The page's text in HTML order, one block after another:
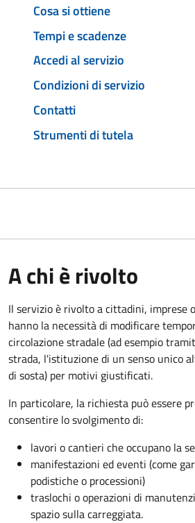
Cosa si ottiene
Tempi e scadenze
Accedi al servizio
Condizioni di servizio
Contatti
Strumenti di tutela
A chi è rivolto
Il servizio è rivolto a cittadini, imprese
hanno la necessità di modificare
circolazione stradale (ad esempio
strada, l'istituzione di un senso unico
di sosta) per motivi giustificati.
In particolare, la richiesta può essere
consentire lo svolgimento di:
lavori o cantieri che occupano la
manifestazioni ed eventi (come
podistiche o processioni)
traslochi o operazioni di
spazio sulla carreggiata.